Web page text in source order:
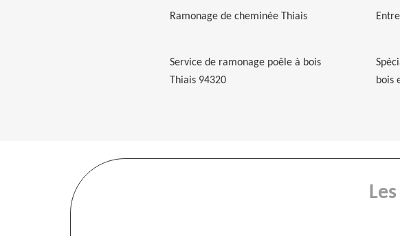
Ramonage de cheminée Thiais
Service de ramonage poêle à bois
Thiais 94320
bois